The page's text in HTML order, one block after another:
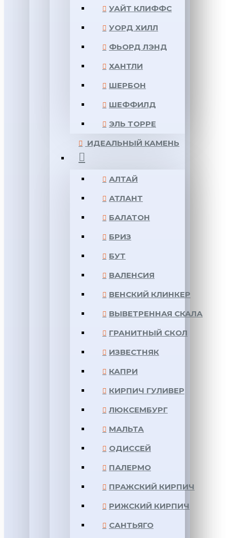
УАЙТ КЛИФФС
УОРД ХИЛЛ
ФЬОРД ЛЭНД
ХАНТЛИ
ШЕРБОН
ШЕФФИЛД
ЭЛЬ ТОРРЕ
ИДЕАЛЬНЫЙ КАМЕНЬ
АЛТАЙ
АТЛАНТ
БАЛАТОН
БРИЗ
БУТ
ВАЛЕНСИЯ
ВЕНСКИЙ КЛИНКЕР
ВЫВЕТРЕННАЯ СКАЛА
ГРАНИТНЫЙ СКОЛ
ИЗВЕСТНЯК
КАПРИ
КИРПИЧ ГУЛИВЕР
ЛЮКСЕМБУРГ
МАЛЬТА
ОДИССЕЙ
ПАЛЕРМО
ПРАЖСКИЙ КИРПИЧ
РИЖСКИЙ КИРПИЧ
САНТЬЯГО